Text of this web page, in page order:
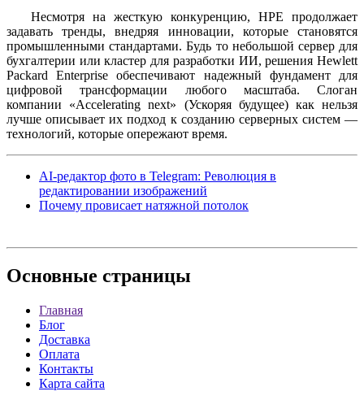
Несмотря на жесткую конкуренцию, HPE продолжает
задавать тренды, внедряя инновации, которые становятся
промышленными стандартами. Будь то небольшой сервер для
бухгалтерии или кластер для разработки ИИ, решения Hewlett
Packard Enterprise обеспечивают надежный фундамент для
цифровой трансформации любого масштаба. Слоган
компании «Accelerating next» (Ускоряя будущее) как нельзя
лучше описывает их подход к созданию серверных систем —
технологий, которые опережают время.
AI-редактор фото в Telegram: Революция в
редактировании изображений
Почему провисает натяжной потолок
Основные страницы
Главная
Блог
Доставка
Оплата
Контакты
Карта сайта